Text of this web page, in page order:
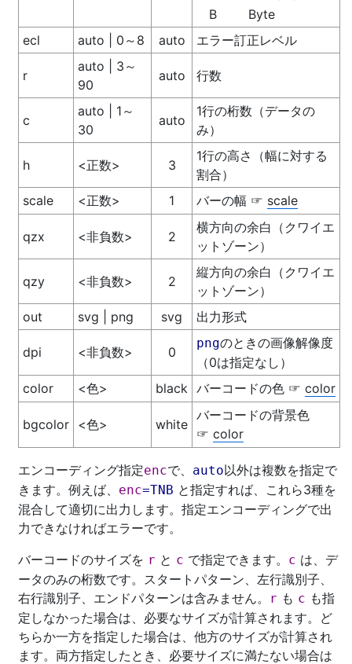
B
Byte
ecl
auto | 0～8 auto エラー訂正レベル
r
auto | 3～
90
auto 行数
c
auto | 1～
30
auto
1行の桁数（データの
み）
h <正数> 3
1行の高さ（幅に対する
割合）
scale
<正数> 1 バーの幅 ☞ scale
qzx <非負数> 2
横方向の余白（クワイエ
ットゾーン）
qzy <非負数> 2
縦方向の余白（クワイエ
ットゾーン）
out
svg | png svg 出力形式
dpi <非負数> 0
pngのときの画像解像度
（0は指定なし）
color
<色> black バーコードの色 ☞ color
bgcolor <色> white
バーコードの背景色
☞ color
エンコーディング指定encで、 auto以外は複数を指定で
きます。例えば、 enc=TNB と指定すれば、これら3種を
混合して適切に出力します。指定エンコーディングで出
力できなければエラーです。
バーコードのサイズを r と c で指定できます。 c は、デ
ータのみの桁数です。スタートパターン、左行識別子、
右行識別子、エンドパターンは含みません。
r も c も指
定しなかった場合は、必要なサイズが計算されます。ど
ちらか一方を指定した場合は、他方のサイズが計算され
ます。両方指定したとき、必要サイズに満たない場合は